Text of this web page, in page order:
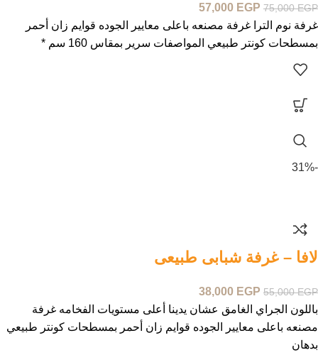
75,000EGP
57,000 EGP
غرفة نوم الترا غرفة مصنعه باعلى معايير الجوده قوايم زان أحمر
بمسطحات كونتر طبيعي المواصفات سرير بمقاس 160 سم *
-31%
لافا – غرفة شبابى طبيعى
55,000EGP
38,000 EGP
باللون الجراي الغامق عشان يدينا أعلى مستويات الفخامه غرفة
مصنعه باعلى معايير الجوده قوايم زان أحمر بمسطحات كونتر طبيعي
بدهان